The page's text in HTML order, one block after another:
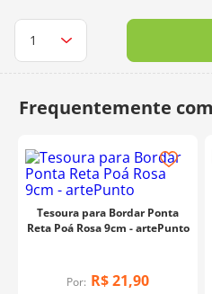
Tesoura para Bordar Ponta
Reta Poá Rosa 9cm - artePunto
Por: R$21,90
9
10º charme
charme